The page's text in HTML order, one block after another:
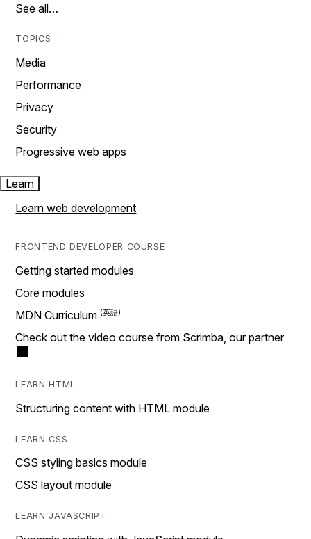
See all…
TOPICS
Media
Performance
Privacy
Security
Progressive web apps
Learn
Learn web development
FRONTEND DEVELOPER COURSE
Getting started modules
Core modules
MDN Curriculum
Check out the video course from Scrimba, our partner
LEARN HTML
Structuring content with HTML module
LEARN CSS
CSS styling basics module
CSS layout module
LEARN JAVASCRIPT